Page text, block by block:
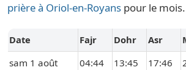
prière à Oriol-en-Royans pour le mois.
Date Fajr Dohr Asr
sam 1 août
04:44 13:45 17:46